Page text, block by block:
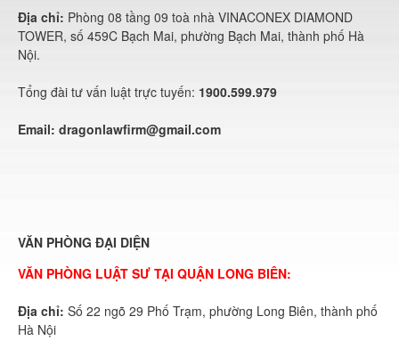
Địa chỉ: Phòng 08 tầng 09 toà nhà VINACONEX DIAMOND
TOWER, số 459C Bạch Mai, phường Bạch Mai, thành phố Hà
Nội.
Tổng đài tư vấn luật trực tuyến: 1900.599.979
Email: dragonlawfirm@gmail.com
VĂN PHÒNG ĐẠI DIỆN
VĂN PHÒNG LUẬT SƯ TẠI QUẬN LONG BIÊN:
Địa chỉ: Số 22 ngõ 29 Phố Trạm, phường Long Biên, thành phố
Hà Nội